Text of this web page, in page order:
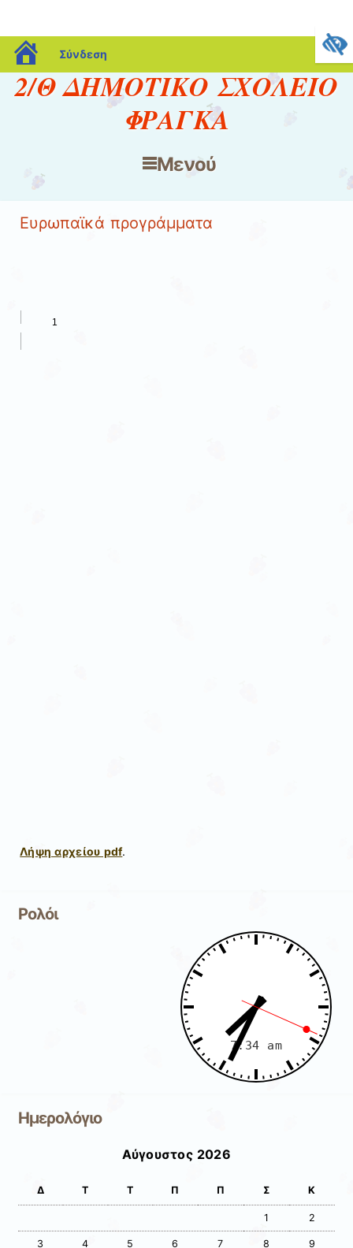
blogs.sch.gr
Σύνδεση
2/Θ ΔΗΜΟΤΙΚΟ ΣΧΟΛΕΙΟ
ΦΡΑΓΚΑ
Μενού
Μετάβαση στο περιεχόμενο
Ευρωπαϊκά προγράμματα
Λήψη αρχείου pdf.
Ρολόι
Ημερολόγιο
Αύγουστος 2026
Δ Τ Τ Π Π Σ Κ
1 2
3 4 5 6 7 8 9